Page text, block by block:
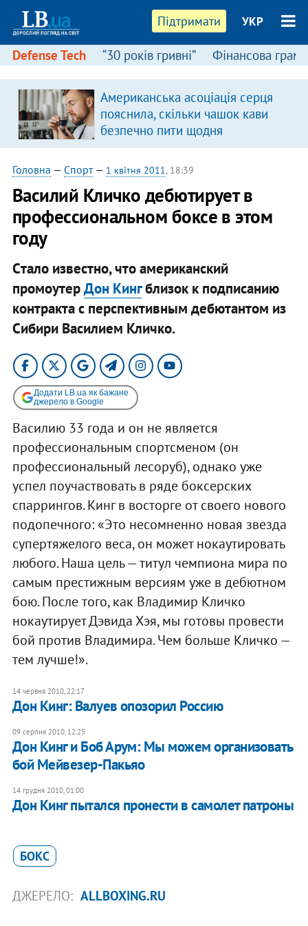
Підтримати УКР
Defense Tech “30 років гривні” Фінансова
Американська асоціація серця
пояснила, скільки чашок кави
безпечно пити щодня
Головна — Спорт— 1 квітня 2011, 18:39
Василий Кличко дебютирует в
профессиональном боксе в этом
году
Cтало известно, что американский
промоутерДон Кингблизок к подписанию
контракта с перспективным дебютантом из
Сибири Василием Кличко.
Додати LB.ua як бажане
джерело в Google
Василию 33 года и он не является
профессиональным спортсменом (он
профессиональный лесоруб), однако уже
успел поучаствовать в ряде боксерских
спаррингов. Кинг в восторге от своего нового
подопечного: «Это несомненно новая звезда
супертяжелого веса, он может нокаутировать
любого. Наша цель — титул чемпиона мира по
самым престижным версиям уже в дебютном
бою. После того, как Владимир Кличко
нокаутирует Дэвида Хэя, мы готовы провести
бой против Владимира. Чем больше Кличко —
тем лучше!».
14 червня 2010, 22:17
Дон Кинг: Валуев опозорил Россию
09 серпня 2010, 12:25
Дон Кинг и Боб Арум: Мы можем организовать
бой Мейвезер-Пакьяо
14 грудня 2010, 01:00
Дон Кинг пытался пронести в самолет патроны
БОКС
ДЖЕРЕЛО: ALLBOXING.RU